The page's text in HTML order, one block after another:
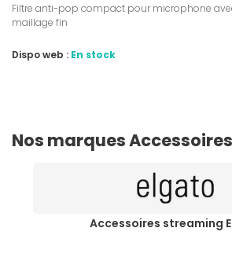
Filtre anti-pop compact pour microphone
maillage fin
Dispo web : En stock
Nos marques
Accessoires streaming